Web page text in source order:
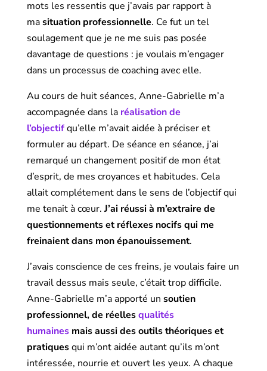
mots les ressentis que j’avais par rapport à
masituation professionnelle. Ce fut un tel
soulagement que je ne me suis pas posée
davantage de questions : je voulais m’engager
dans un processus de coaching avec elle.
Au cours de huit séances, Anne-Gabrielle m’a
accompagnée dans la réalisation de
l’objectifqu’elle m’avait aidée à préciser et
formuler au départ. De séance en séance, j’ai
remarqué un changement positif de mon état
d’esprit, de mes croyances et habitudes. Cela
allait complétement dans le sens de l’objectif qui
me tenait à cœur. J’ai réussi à m’extraire de
questionnements et réflexes nocifs qui me
freinaient dans mon épanouissement.
J’avais conscience de ces freins, je voulais faire un
travail dessus mais seule, c’était trop difficile.
Anne-Gabrielle m’a apporté un soutien
professionnel, de réellesqualités
humaines mais aussi des outils théoriques et
pratiquesqui m’ont aidée autant qu’ils m’ont
intéressée, nourrie et ouvert les yeux. A chaque